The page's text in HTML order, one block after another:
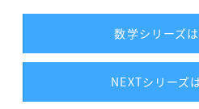
数学シリーズ
NEXTシリーズ